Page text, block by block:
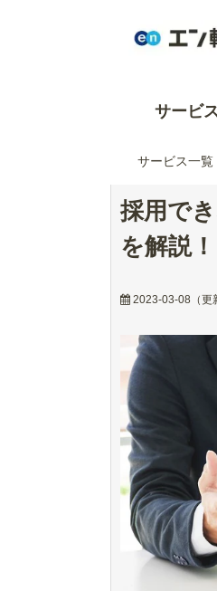
サービ
サービス一覧
採用で
を解説！
2023-03-08 （更